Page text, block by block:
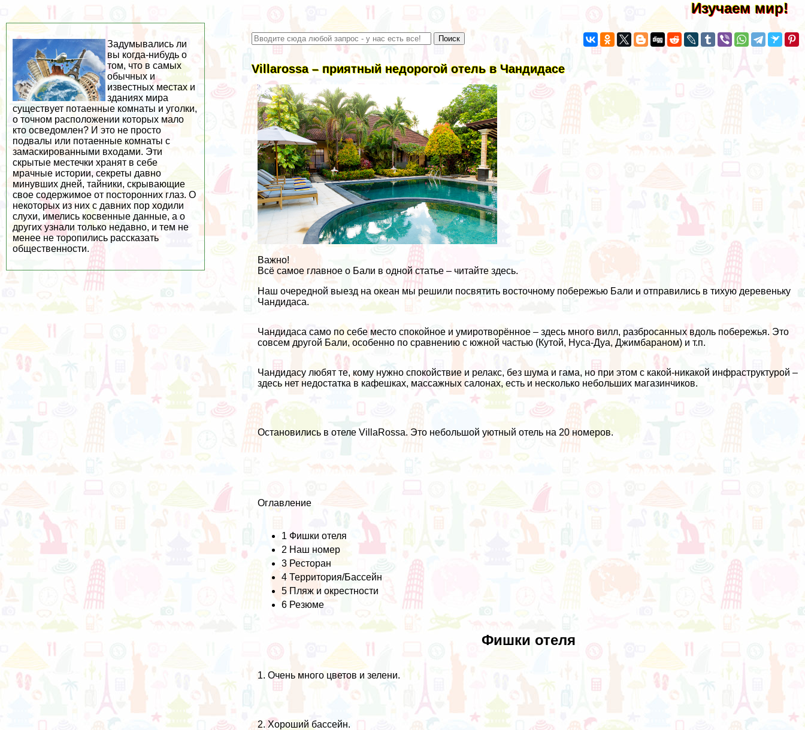
Изучаем мир!
Villarossa – приятный недорогой отель в Чандидасе
Важно!
Всё самое главное о Бали в одной статье – читайте здесь.
Наш очередной выезд на океан мы решили посвятить восточному побережью Бали и отправились в тихую деревеньку
Чандидаса.
Чандидаса само по себе место спокойное и умиротворённое – здесь много вилл, разбросанных вдоль побережья. Это
совсем другой Бали, особенно по сравнению с южной частью (Кутой, Нуса-Дуа, Джимбараном) и т.п.
Чандидасу любят те, кому нужно спокойствие и релакс, без шума и гама, но при этом с какой-никакой инфраструктурой –
здесь нет недостатка в кафешках, массажных салонах, есть и несколько небольших магазинчиков.
Остановились в отеле VillaRossa. Это небольшой уютный отель на 20 номеров.
Оглавление
1 Фишки отеля
2 Наш номер
3 Ресторан
4Территория/Бассейн
5 Пляж и окрестности
6 Резюме
Фишки отеля
1. Очень много цветов и зелени.
2. Хороший бассейн.
Задумывались ли
вы когда-нибудь о
том, что в самых
обычных и
известных местах и
зданиях мира
существует потаенные комнаты и уголки,
о точном расположении которых мало
кто осведомлен? И это не просто
подвалы или потаенные комнаты с
замаскированными входами. Эти
скрытые местечки хранят в себе
мрачные истории, секреты давно
минувших дней, тайники, скрывающие
свое содержимое от посторонних глаз. О
некоторых из них с давних пор ходили
слухи, имелись косвенные данные, а о
других узнали только недавно, и тем не
менее не торопились рассказать
общественности.